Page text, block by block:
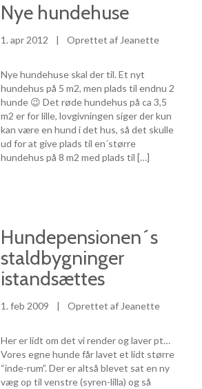
Nye hundehuse
1. apr 2012 | Oprettet af Jeanette
Nye hundehuse skal der til. Et nyt
hundehus på 5 m2, men plads til endnu 2
hunde 😉 Det røde hundehus på ca 3,5
m2 er for lille, lovgivningen siger der kun
kan være en hund i det hus, så det skulle
ud for at give plads til en´større
hundehus på 8 m2 med plads til […]
Hundepensionen´s
staldbygninger
istandsættes
1. feb 2009 | Oprettet af Jeanette
Her er lidt om det vi render og laver pt…
Vores egne hunde får lavet et lidt større
“inde-rum”. Der er altså blevet sat en ny
væg op til venstre (syren-lilla) og så